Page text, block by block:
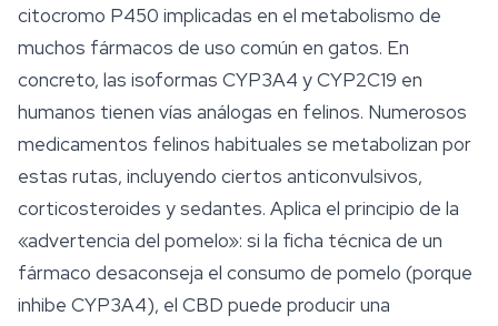
citocromo P450 implicadas en el metabolismo de
muchos fármacos de uso común en gatos. En
concreto, las isoformas CYP3A4 y CYP2C19 en
humanos tienen vías análogas en felinos. Numerosos
medicamentos felinos habituales se metabolizan por
estas rutas, incluyendo ciertos anticonvulsivos,
corticosteroides y sedantes. Aplica el principio de la
«advertencia del pomelo»: si la ficha técnica de un
fármaco desaconseja el consumo de pomelo (porque
inhibe CYP3A4), el CBD puede producir una